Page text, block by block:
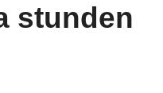
stunden